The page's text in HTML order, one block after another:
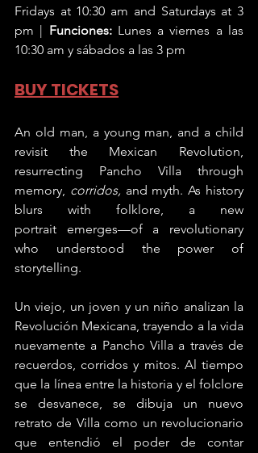
Fridays at 10:30 am and Saturdays at 3
pm | Funciones: Lunes a viernes a las
10:30 am y sábados a las 3 pm
BUY TICKETS
An old man, a young man, and a child
revisit the Mexican Revolution,
resurrecting Pancho Villa through
memory, corridos, and myth. As history
blurs with folklore, a new
portrait emerges—of a revolutionary
who understood the power of
storytelling.
Un viejo, un joven y un niño analizan la
Revolución Mexicana, trayendo a la vida
nuevamente a Pancho Villa a través de
recuerdos, corridos y mitos. Al tiempo
que la línea entre la historia y el folclore
se desvanece, se dibuja un nuevo
retrato de Villa como un revolucionario
que entendió el poder de contar